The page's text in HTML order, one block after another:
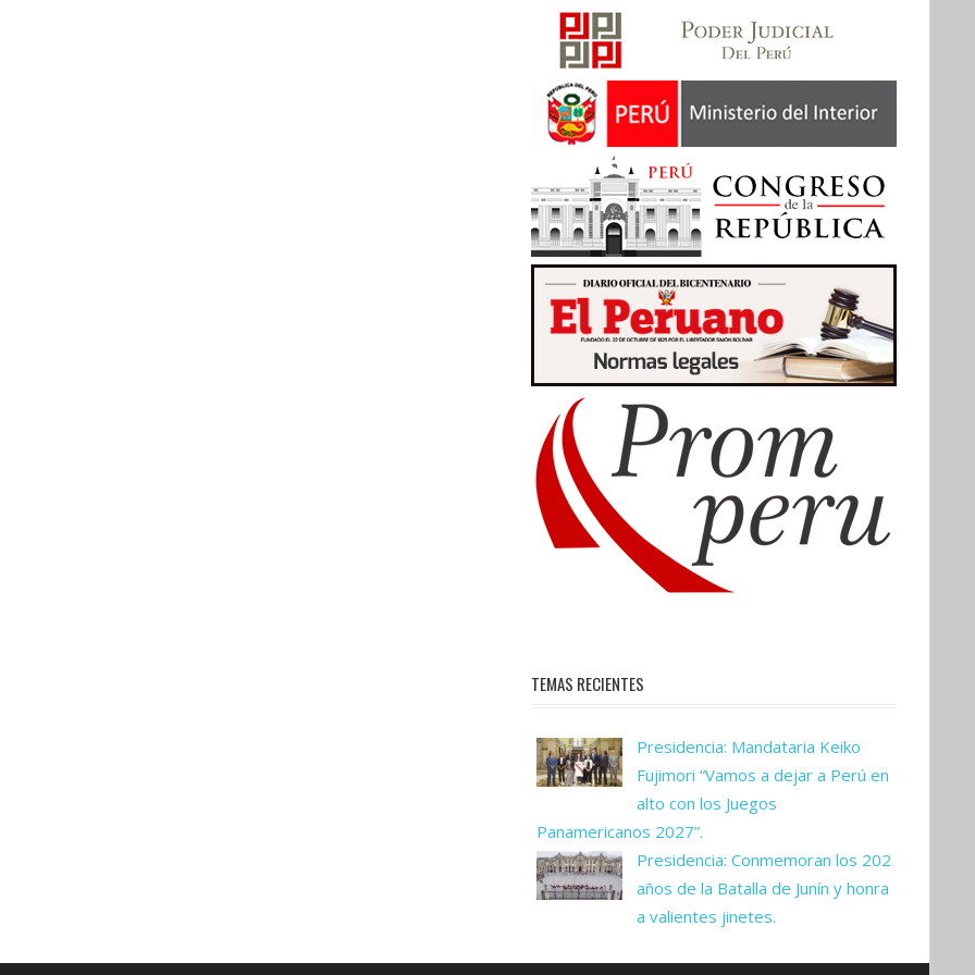
TEMAS RECIENTES
Presidencia: Mandataria Keiko
Fujimori “Vamos a dejar a Perú en
alto con los Juegos
Panamericanos 2027”.
Presidencia: Conmemoran los 202
años de la Batalla de Junín y honra
a valientes jinetes.